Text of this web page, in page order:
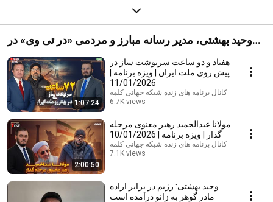
وحید بهشتی، مدیر رسانه مبارز و مردمی «در تی وی» در
گفتگو با شبکه جهانی کلمه
1:07:24
هفتاد و دو ساعت سرنوشت‌ ساز در
پیش روی ملت ایران | ویژه برنامه |
11/01/2026
کانال برنامه های زنده شبکه جهانی کلمه
6.7K views
2:00:50
مولانا عبدالحميد رهبر معنوى مرحله
گذار | ویژه برنامه | 10/01/2026
کانال برنامه های زنده شبکه جهانی کلمه
7.1K views
وحید بهشتی: رژیم در برابر اراده
مادر گوهر به زانو درآمده است